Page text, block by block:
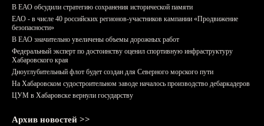
В ЕАО обсудили стратегию сохранения исторической памяти
ЕАО - в числе 40 российских регионов-участников кампании «Продвижение
безопасности»
В ЕАО значительно увеличены объемы дорожных работ
Федеральный эксперт по достоинству оценил спортивную инфраструктуру
Хабаровского края
Дноуглубительный флот будет создан для Северного морского пути
На Хабаровском судостроительном заводе началось производство дебаркадеров
ЦУМ в Хабаровске вернули государству
Архив новостей >>